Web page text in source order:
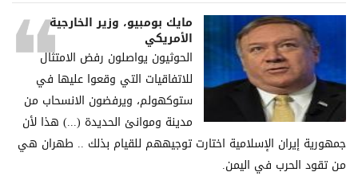
مايك بومبيو، وزير الخارجية
الأمريكي
الحوثيون يواصلون رفض الامتثال
للاتفاقيات التي وقعوا عليها في
ستوكهولم، ويرفضون الانسحاب من
مدينة وموانئ الحديدة (...) هذا لأن
جمهورية إيران الإسلامية اختارت توجيههم للقيام بذلك .. طهران هي
من تقود الحرب في اليمن.